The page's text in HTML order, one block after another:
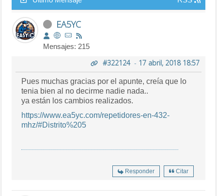
EA5YC
Mensajes: 215
#322124- 17 abril, 2018 18:57
Pues muchas gracias por el apunte, creía que lo
tenia bien al no decirme nadie nada..
ya están los cambios realizados.
https://www.ea5yc.com/repetidores-en-432-
mhz/#Distrito%205
Responder Citar